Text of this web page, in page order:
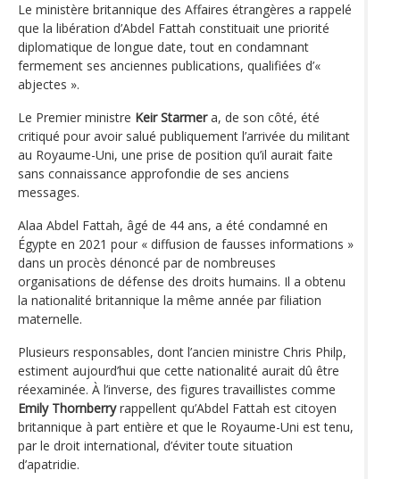
Le ministère britannique des Affaires étrangères a rappelé
que la libération d’Abdel Fattah constituait une priorité
diplomatique de longue date, tout en condamnant
fermement ses anciennes publications, qualifiées d’«
abjectes ».
Le Premier ministre Keir Starmera, de son côté, été
critiqué pour avoir salué publiquement l’arrivée du militant
au Royaume-Uni, une prise de position qu’il aurait faite
sans connaissance approfondie de ses anciens
messages.
Alaa Abdel Fattah, âgé de 44 ans, a été condamné en
Égypte en 2021 pour « diffusion de fausses informations »
dans un procès dénoncé par de nombreuses
organisations de défense des droits humains. Il a obtenu
la nationalité britannique la même année par filiation
maternelle.
Plusieurs responsables, dont l’ancien ministre Chris Philp,
estiment aujourd’hui que cette nationalité aurait dû être
réexaminée. À l’inverse, des figures travaillistes comme
Emily Thornberryrappellent qu’Abdel Fattah est citoyen
britannique à part entière et que le Royaume-Uni est tenu,
par le droit international, d’éviter toute situation
d’apatridie.